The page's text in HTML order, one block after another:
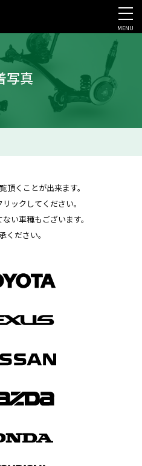
会社案内・採用・IR
MENU
写真
頂くことが出来ます。
ックしてください。
い車種もございます。
ください。